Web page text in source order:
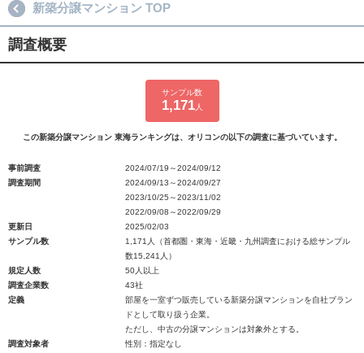
新築分譲マンション TOP
調査概要
サンプル数
1,171人
この新築分譲マンション 東海ランキングは、オリコンの以下の調査に基づいています。
事前調査
2024/07/19～2024/09/12
調査期間
2024/09/13～2024/09/27
2023/10/25～2023/11/02
2022/09/08～2022/09/29
更新日
2025/02/03
サンプル数
1,171人（首都圏・東海・近畿・九州調査における総サンプル
数15,241人）
規定人数
50人以上
調査企業数
43社
定義
部屋を一室ずつ販売している新築分譲マンションを自社ブラン
ドとして取り扱う企業。
ただし、中古の分譲マンションは対象外とする。
調査対象者
性別：指定なし